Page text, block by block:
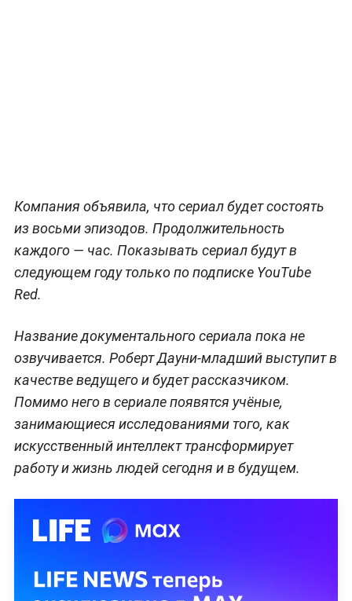
Компания объявила, что сериал будет состоять
из восьми эпизодов. Продолжительность
каждого — час. Показывать сериал будут в
следующем году только по подписке YouTube
Red.
Название документального сериала пока не
озвучивается. Роберт Дауни-младший выступит в
качестве ведущего и будет рассказчиком.
Помимо него в сериале появятся учёные,
занимающиеся исследованиями того, как
искусственный интеллект трансформирует
работу и жизнь людей сегодня и в будущем.